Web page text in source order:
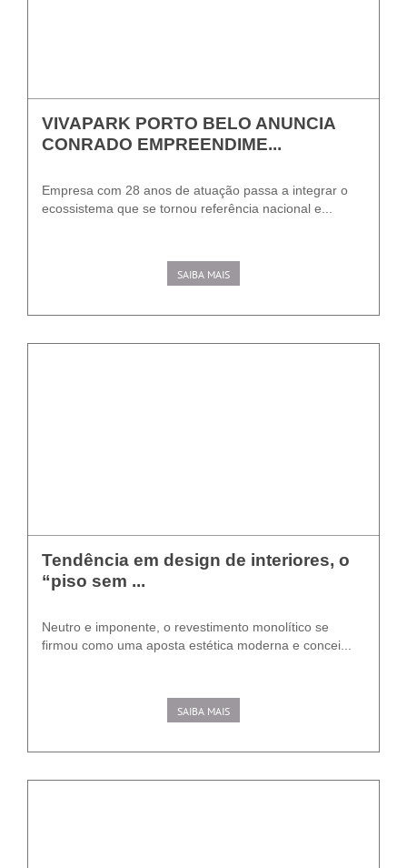
VIVAPARK PORTO BELO ANUNCIA
CONRADO EMPREENDIME...
Empresa com 28 anos de atuação passa a integrar o
ecossistema que se tornou referência nacional e...
SAIBA MAIS
Tendência em design de interiores, o
“piso sem ...
Neutro e imponente, o revestimento monolítico se
firmou como uma aposta estética moderna e concei...
SAIBA MAIS